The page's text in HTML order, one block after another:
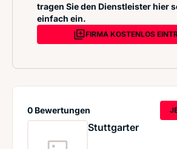
tragen Sie den Dienstleister hier
einfach ein.
FIRMA KOSTENLOS
Stuttgarter
0 Bewertungen